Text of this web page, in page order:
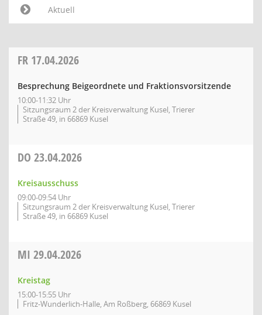
Aktuell
FR 17.04.2026
Besprechung Beigeordnete und Fraktionsvorsitzende
10:00-11:32 Uhr
Sitzungsraum 2 der Kreisverwaltung Kusel, Trierer
Straße 49, in 66869 Kusel
DO 23.04.2026
Kreisausschuss
09:00-09:54 Uhr
Sitzungsraum 2 der Kreisverwaltung Kusel, Trierer
Straße 49, in 66869 Kusel
MI 29.04.2026
Kreistag
15:00-15:55 Uhr
Fritz-Wunderlich-Halle, Am Roßberg, 66869 Kusel